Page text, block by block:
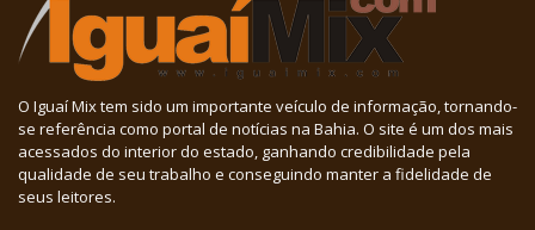
O Iguaí Mix tem sido um importante veículo de informação, tornando-
se referência como portal de notícias na Bahia. O site é um dos mais
acessados do interior do estado, ganhando credibilidade pela
qualidade de seu trabalho e conseguindo manter a fidelidade de
seus leitores.